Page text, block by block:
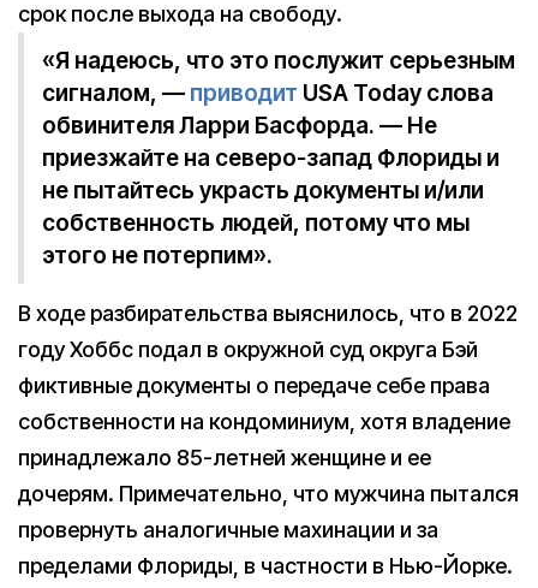
срок после выхода на свободу.
«Я надеюсь, что это послужит серьезным
сигналом, — приводит USA Today слова
обвинителя Ларри Басфорда. — Не
приезжайте на северо-запад Флориды и
не пытайтесь украсть документы и/или
собственность людей, потому что мы
этого не потерпим».
В ходе разбирательства выяснилось, что в 2022
году Хоббс подал в окружной суд округа Бэй
фиктивные документы о передаче себе права
собственности на кондоминиум, хотя владение
принадлежало 85-летней женщине и ее
дочерям. Примечательно, что мужчина пытался
провернуть аналогичные махинации и за
пределами Флориды, в частности в Нью-Йорке.